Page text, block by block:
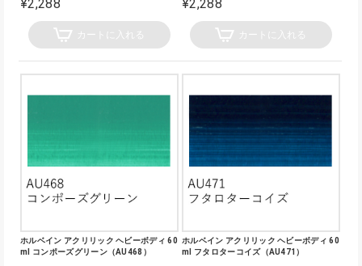
¥2,288
カートに入れる
¥2,288
カートに入れる
ホルベイン アクリリック ヘビーボディ 60
ml コンポーズグリーン（AU468）
ホルベイン アクリリック ヘビーボディ 60
ml フタロターコイズ（AU471）